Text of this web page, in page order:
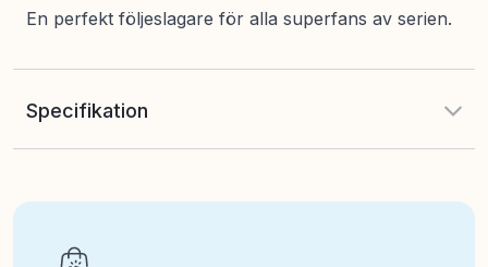
En perfekt följeslagare för alla superfans av serien.
Specifikation
Art nr:242-206385